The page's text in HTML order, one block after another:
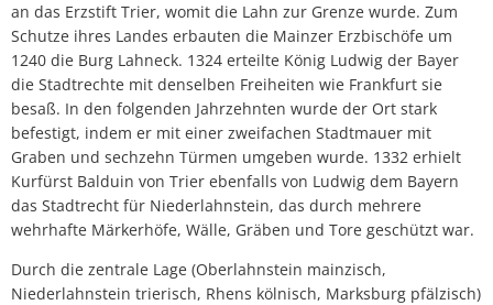
an das Erzstift Trier, womit die Lahn zur Grenze wurde. Zum
Schutze ihres Landes erbauten die Mainzer Erzbischöfe um
1240 die Burg Lahneck. 1324 erteilte König Ludwig der Bayer
die Stadtrechte mit denselben Freiheiten wie Frankfurt sie
besaß. In den folgenden Jahrzehnten wurde der Ort stark
befestigt, indem er mit einer zweifachen Stadtmauer mit
Graben und sechzehn Türmen umgeben wurde. 1332 erhielt
Kurfürst Balduin von Trier ebenfalls von Ludwig dem Bayern
das Stadtrecht für Niederlahnstein, das durch mehrere
wehrhafte Märkerhöfe, Wälle, Gräben und Tore geschützt war.
Durch die zentrale Lage (Oberlahnstein mainzisch,
Niederlahnstein trierisch, Rhens kölnisch, Marksburg pfälzisch)